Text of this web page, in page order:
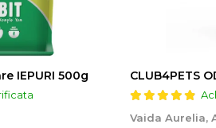
IEPURI 500g
Vaida Aurelia,